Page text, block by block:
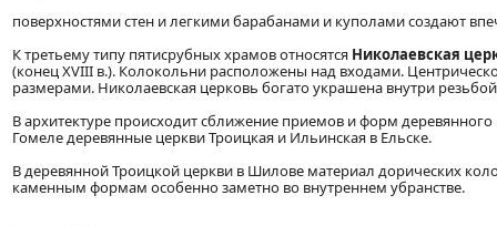
поверхностями стен и легкими барабанами и куполами создают
К третьему типу пятисрубных храмов относятся Николаевская
(конец XVIII в.). Колокольни расположены над входами.
размерами. Николаевская церковь богато украшена внутри
В архитектуре происходит сближение приемов и форм
Гомеле деревянные церкви Троицкая и Ильинская в Ельске.
В деревянной Троицкой церкви в Шилове материал дорических
каменным формам особенно заметно во внутреннем убранстве.